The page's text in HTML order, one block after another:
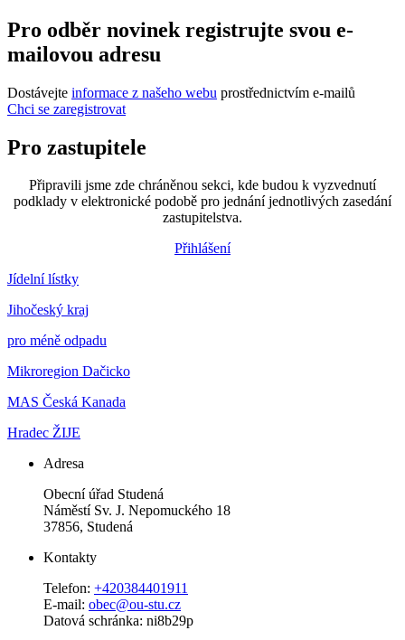
Pro odběr novinek registrujte svou e-
mailovou adresu
Dostávejte informace z našeho webu prostřednictvím e-mailů
Chci se zaregistrovat
Pro zastupitele
Připravili jsme zde chráněnou sekci, kde budou k vyzvednutí
podklady v elektronické podobě pro jednání jednotlivých zasedání
zastupitelstva.
Přihlášení
Jídelní lístky
Jihočeský kraj
pro méně odpadu
Mikroregion Dačicko
MAS Česká Kanada
Hradec ŽIJE
Adresa
Obecní úřad Studená
Náměstí Sv. J. Nepomuckého 18
37856, Studená
Kontakty
Telefon: +420384401911
E-mail: obec@ou-stu.cz
Datová schránka: ni8b29p